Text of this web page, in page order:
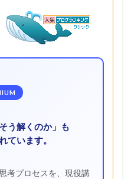
う解くのか」も
ています。
考プロセスを、現役講